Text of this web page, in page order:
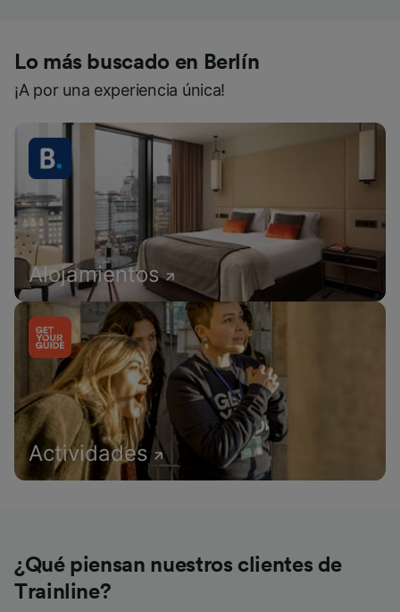
Lo más buscado en Berlín
¡A por una experiencia única!
Alojamientos
Actividades
¿Qué piensan nuestros clientes de
Trainline?